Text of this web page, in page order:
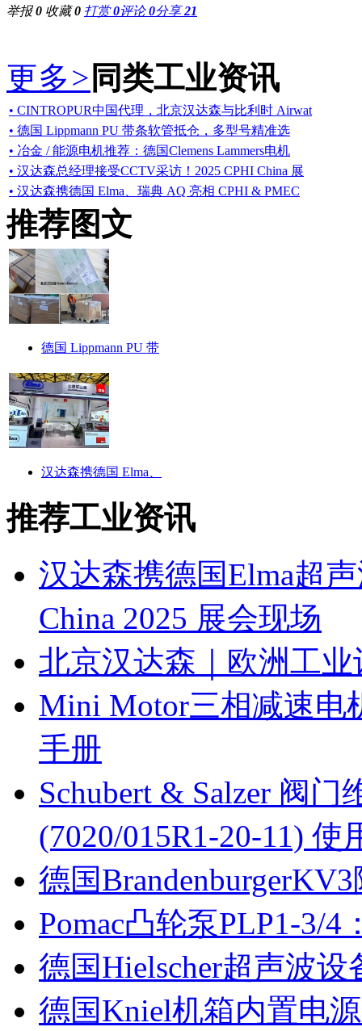
举报0 收藏0 打赏0评论0分享21
更多> 同类工业资讯
• CINTROPUR中国代理，北京汉达森与比利时 Airwat
• 德国 Lippmann PU 带条软管抵仓，多型号精准选
• 冶金 / 能源电机推荐：德国Clemens Lammers电机
• 汉达森总经理接受CCTV采访！2025 CPHI China 展
• 汉达森携德国 Elma、瑞典 AQ 亮相 CPHI & PMEC
推荐图文
德国 Lippmann PU 带
汉达森携德国 Elma、
推荐工业资讯
汉达森携德国Elma超
China 2025 展会现场
北京汉达森｜欧洲工
Mini Motor三相减速电
手册
Schubert & Salzer 阀门
(7020/015R1-20-11) 使
德国
Pomac凸轮泵PLP1-3/4
德国Hielscher超声波
德国Kniel机箱内置电